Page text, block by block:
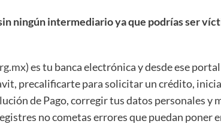
ningún intermediario ya que podrías ser
) es tu banca electrónica y desde ese
precalificarte para solicitar un crédito,
de Pago, corregir tus datos personales y
no cometas errores que puedan poner